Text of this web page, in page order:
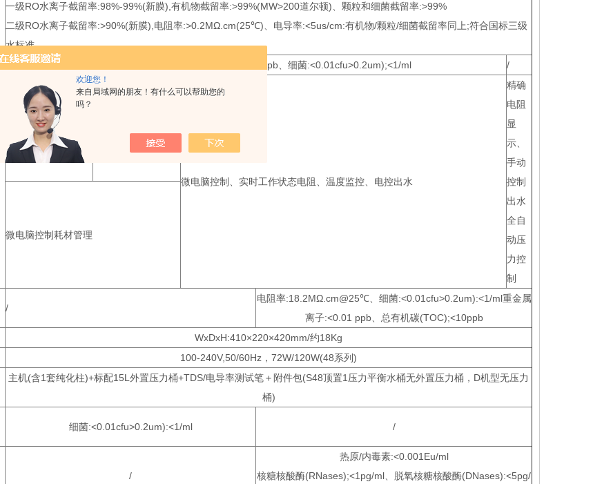
欢迎您！
来自局域网的朋友！有什么可以帮助您的
吗？
一级RO水离子截留率:98%-99%(新膜),有机物截留率:>99%(MW>200道尔顿)、颗粒和细菌截留率:>99%
二级RO水离子截留率:>90%(新膜),电阻率:>0.2MΩ.cm(25℃)、电导率:<5us/cm:有机物/颗粒/细菌截留率同上;符合国标三级
水标准
/ 电阻率:16-18MΩ.cm、重金属离子:<0.1ppb、细菌:<0.01cfu>0.2um);<1/ml /
双级反渗透
微电脑控制、实时工作状态电阻、温度监控、电控出水
精确
电阻
显
示、
手动
控制
出水
全自
动压
力控
制
微电脑控制耗材管理
/
电阻率:18.2MΩ.cm@25℃、细菌:<0.01cfu>0.2um):<1/ml重金属
离子:<0.01 ppb、总有机碳(TOC);<10ppb
WxDxH:410×220×420mm/约18Kg
100-240V,50/60Hz，72W/120W(48系列)
主机(含1套纯化柱)+标配15L外置压力桶+TDS/电导率测试笔＋附件包(S48顶置1压力平衡水桶无外置压力桶，D机型无压力
桶)
细菌:<0.01cfu>0.2um):<1/ml /
/
热原/内毒素:<0.001Eu/ml
核糖核酸酶(RNases);<1pg/ml、脱氧核糖核酸酶(DNases):<5pg/